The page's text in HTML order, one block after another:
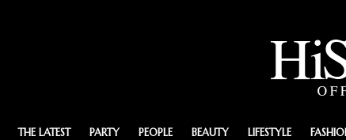
THE LATEST PARTY PEOPLE BEAUTY LIFESTYLE